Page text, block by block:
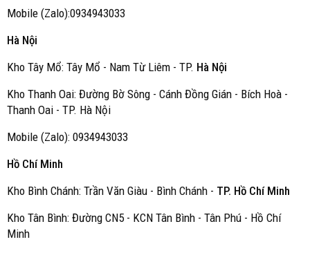
Mobile (Zalo):0934943033
Hà Nội
Kho Tây Mổ: Tây Mổ - Nam Từ Liêm - TP. Hà Nội
Kho Thanh Oai: Đường Bờ Sông - Cánh Đồng Gián - Bích Hoà -
Thanh Oai - TP. Hà Nội
Mobile (Zalo): 0934943033
Hồ Chí Minh
Kho Bình Chánh: Trần Văn Giàu - Bình Chánh - TP. Hồ Chí Minh
Kho Tân Bình: Đường CN5 - KCN Tân Bình - Tân Phú - Hồ Chí
Minh